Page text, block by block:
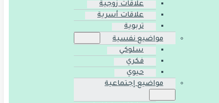
علاقات زوجية
علاقات أسرية
تربوية
مواضيع نفسية
سلوكي
فكري
حيوي
مواضيع إجتماعية